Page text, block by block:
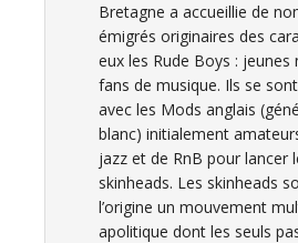
Bretagne a accueillie de
émigrés originaires des
eux les Rude Boys : jeunes
fans de musique. Ils se
avec les Mods anglais
blanc) initialement
jazz et de RnB pour lancer
skinheads. Les skinheads
l’origine un mouvement
apolitique dont les seuls